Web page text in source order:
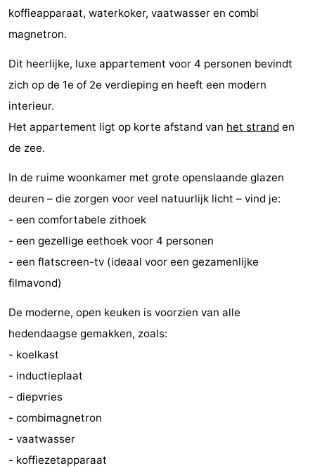
du
Soleil
minutes
Strand
Zien
&
doen
Bezienswaardigheden
-
Monumenten
-
Uitkijkpunten
Attracties
Rondvaarten
-
Speeltuinen
-
Binnenspeeltuinen
-
Experiences
Wellness
centra
Dorpen
Natuur
koffieapparaat, waterkoker, vaatwasser en combi
magnetron.
Dit heerlijke, luxe appartement voor 4 personen bevindt
zich op de 1e of 2e verdieping en heeft een modern
interieur.
Het appartement ligt op korte afstand van het strand en
de zee.
In de ruime woonkamer met grote openslaande glazen
deuren – die zorgen voor veel natuurlijk licht – vind je:
- een comfortabele zithoek
- een gezellige eethoek voor 4 personen
- een flatscreen-tv (ideaal voor een gezamenlijke
filmavond)
De moderne, open keuken is voorzien van alle
hedendaagse gemakken, zoals:
- koelkast
- inductieplaat
- diepvries
- combimagnetron
- vaatwasser
- koffiezetapparaat